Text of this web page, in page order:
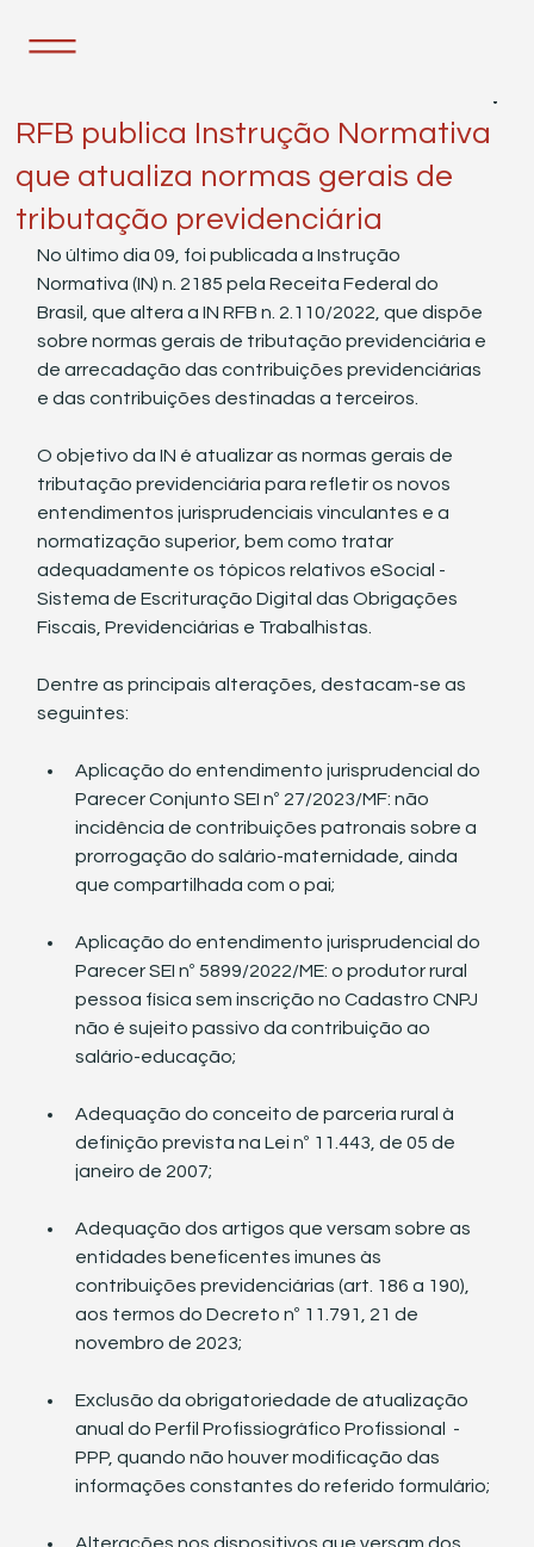
RFB publica Instrução Normativa
que atualiza normas gerais de
tributação previdenciária
No último dia 09, foi publicada a Instrução
Normativa (IN) n. 2185 pela Receita Federal do
Brasil, que altera a IN RFB n. 2.110/2022, que dispõe
sobre normas gerais de tributação previdenciária e
de arrecadação das contribuições previdenciárias
e das contribuições destinadas a terceiros.
O objetivo da IN é atualizar as normas gerais de
tributação previdenciária para refletir os novos
entendimentos jurisprudenciais vinculantes e a
normatização superior, bem como tratar
adequadamente os tópicos relativos eSocial -
Sistema de Escrituração Digital das Obrigações
Fiscais, Previdenciárias e Trabalhistas.
Dentre as principais alterações, destacam-se as
seguintes:
Aplicação do entendimento jurisprudencial do
Parecer Conjunto SEI nº 27/2023/MF: não
incidência de contribuições patronais sobre a
prorrogação do salário-maternidade, ainda
que compartilhada com o pai;
Aplicação do entendimento jurisprudencial do
Parecer SEI nº 5899/2022/ME: o produtor rural
pessoa física sem inscrição no Cadastro CNPJ
não é sujeito passivo da contribuição ao
salário-educação;
Adequação do conceito de parceria rural à
definição prevista na Lei nº 11.443, de 05 de
janeiro de 2007;
Adequação dos artigos que versam sobre as
entidades beneficentes imunes às
contribuições previdenciárias (art. 186 a 190),
aos termos do Decreto nº 11.791, 21 de
novembro de 2023;
Exclusão da obrigatoriedade de atualização
anual do Perfil Profissiográfico Profissional  -
PPP, quando não houver modificação das
informações constantes do referido formulário;